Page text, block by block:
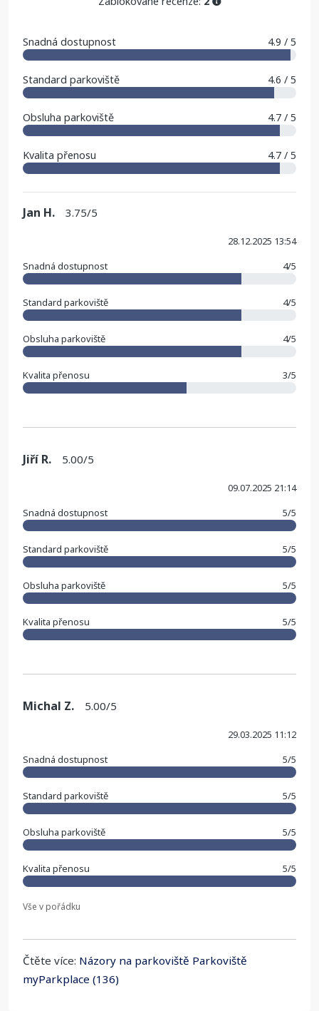
Snadná dostupnost 4.9 / 5
Standard parkoviště 4.6 / 5
Obsluha parkoviště 4.7 / 5
Kvalita přenosu 4.7 / 5
Jan H. 3.75/5
28.12.2025 13:54
Snadná dostupnost 4/5
Standard parkoviště 4/5
Obsluha parkoviště 4/5
Kvalita přenosu 3/5
Jiří R. 5.00/5
09.07.2025 21:14
Snadná dostupnost 5/5
Standard parkoviště 5/5
Obsluha parkoviště 5/5
Kvalita přenosu 5/5
Michal Z. 5.00/5
29.03.2025 11:12
Snadná dostupnost 5/5
Standard parkoviště 5/5
Obsluha parkoviště 5/5
Kvalita přenosu 5/5
Vše v pořádku
Čtěte více: Názory na parkoviště Parkoviště
myParkplace (136)